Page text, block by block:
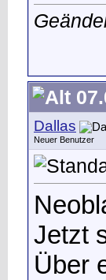
Dallas
Neuer Benutzer
Jetzt
Über